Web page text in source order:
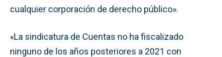
cualquier corporación de derecho público».
«La sindicatura de Cuentas no ha fiscalizado
ninguno de los años posteriores a 2021 con